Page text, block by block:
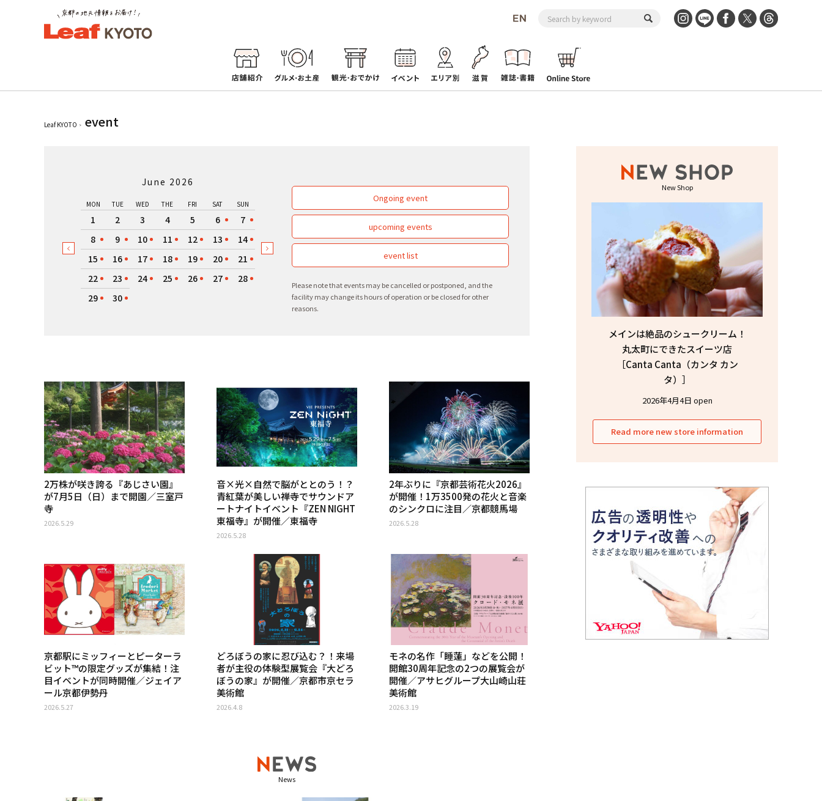
Leaf KYOTO event
June 2026
MON TUE WED THE FRI SAT SUN
1 2 3 4 5 6
7
8
9 10 11 12 13
14
15
16 17 18 19 20
21
22
23 24 25 26 27
28
29
30
Ongoing event
upcoming events
event list
Please note that events may be cancelled or postponed, and the
facility may change its hours of operation or be closed for other
reasons.
2万株が咲き誇る『あじさい園』
が7月5日（日）まで開園／三室戸
寺
2026.5.29
音×光×自然で脳がととのう！？
青紅葉が美しい禅寺でサウンドア
ートナイトイベント『ZEN NIGHT
東福寺』が開催／東福寺
2026.5.28
2年ぶりに『京都芸術花火2026』
が開催！1万3500発の花火と音楽
のシンクロに注目／京都競馬場
2026.5.28
京都駅にミッフィーとピーターラ
ビット™︎の限定グッズが集結！注
目イベントが同時開催／ジェイア
ール京都伊勢丹
2026.5.27
どろぼうの家に忍び込む？！来場
者が主役の体験型展覧会『大どろ
ぼうの家』が開催／京都市京セラ
美術館
2026.4.8
モネの名作「睡蓮」などを公開！
開館30周年記念の2つの展覧会が
開催／アサヒグループ大山崎山荘
美術館
2026.3.19
News
New Shop
メインは絶品のシュークリーム！
丸太町にできたスイーツ店
［Canta Canta（カンタ カン
タ）］
2026年4月4日 open
Read more new store information